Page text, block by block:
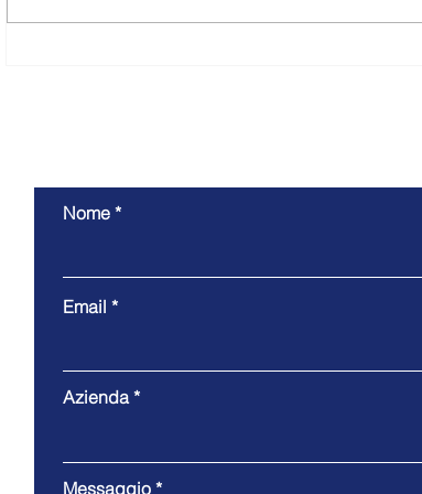
Nome
Email
Azienda
Messaggio